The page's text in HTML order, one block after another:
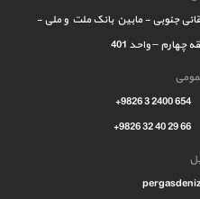
جنوبی - مابین بانک ملت و ملی -